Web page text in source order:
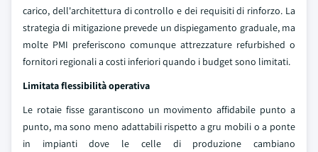
carico, dell'architettura di controllo e dei requisiti di rinforzo. La
strategia di mitigazione prevede un dispiegamento graduale, ma
molte PMI preferiscono comunque attrezzature refurbished o
fornitori regionali a costi inferiori quando i budget sono limitati.
Limitata flessibilità operativa
Le rotaie fisse garantiscono un movimento affidabile punto a
punto, ma sono meno adattabili rispetto a gru mobili o a ponte
in impianti dove le celle di produzione cambiano